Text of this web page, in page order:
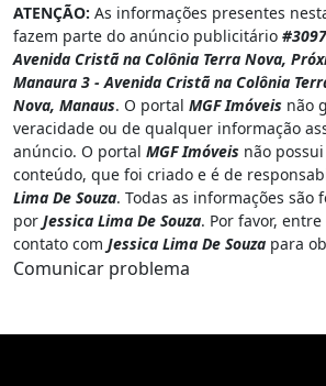
ATENÇÃO: As informações presentes
fazem parte do anúncio publicitário
Avenida Cristã na Colônia Terra Nova,
Manaura 3 - Avenida Cristã na Colônia
Nova, Manaus. O portal MGF Imóveis não
veracidade ou de qualquer informação
anúncio. O portal MGF Imóveis não
conteúdo, que foi criado e é de
Lima De Souza. Todas as informações são
por Jessica Lima De Souza. Por favor,
contato com Jessica Lima De Souza para
Comunicar problema